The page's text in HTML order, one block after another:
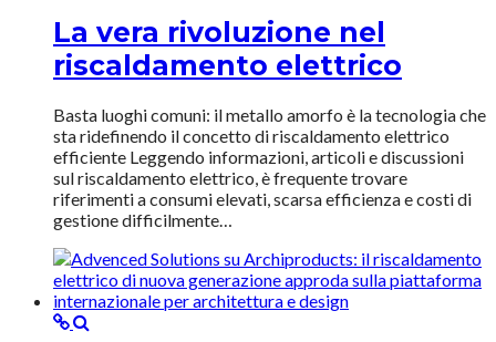
La vera rivoluzione nel
riscaldamento elettrico
Basta luoghi comuni: il metallo amorfo è la tecnologia che
sta ridefinendo il concetto di riscaldamento elettrico
efficiente Leggendo informazioni, articoli e discussioni
sul riscaldamento elettrico, è frequente trovare
riferimenti a consumi elevati, scarsa efficienza e costi di
gestione difficilmente…